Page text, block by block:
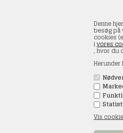
Denne
besøg på
cookies
ivores
, hvor du
Herunder
Vis
Produkter